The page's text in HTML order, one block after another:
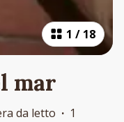
1 / 18
mar
da letto · 1